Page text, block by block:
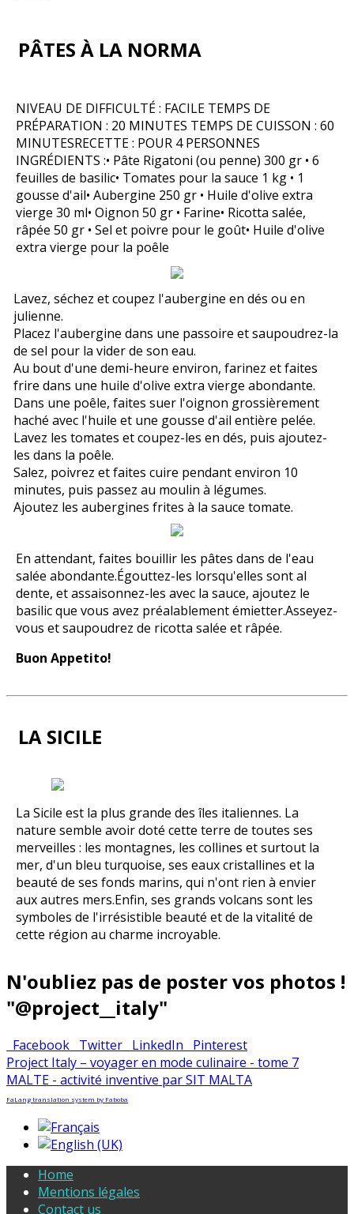
PÂTES À LA NORMA
NIVEAU DE DIFFICULTÉ : FACILE TEMPS DE
PRÉPARATION : 20 MINUTES TEMPS DE CUISSON : 60
MINUTESRECETTE : POUR 4 PERSONNES
INGRÉDIENTS :• Pâte Rigatoni (ou penne) 300 gr • 6
feuilles de basilic• Tomates pour la sauce 1 kg • 1
gousse d'ail• Aubergine 250 gr • Huile d'olive extra
vierge 30 ml• Oignon 50 gr • Farine• Ricotta salée,
râpée 50 gr • Sel et poivre pour le goût• Huile d'olive
extra vierge pour la poêle
Lavez, séchez et coupez l'aubergine en dés ou en
julienne.
Placez l'aubergine dans une passoire et saupoudrez-la
de sel pour la vider de son eau.
Au bout d'une demi-heure environ, farinez et faites
frire dans une huile d'olive extra vierge abondante.
Dans une poêle, faites suer l'oignon grossièrement
haché avec l'huile et une gousse d'ail entière pelée.
Lavez les tomates et coupez-les en dés, puis ajoutez-
les dans la poêle.
Salez, poivrez et faites cuire pendant environ 10
minutes, puis passez au moulin à légumes.
Ajoutez les aubergines frites à la sauce tomate.
En attendant, faites bouillir les pâtes dans de l'eau
salée abondante.Égouttez-les lorsqu'elles sont al
dente, et assaisonnez-les avec la sauce, ajoutez le
basilic que vous avez préalablement émietter.Asseyez-
vous et saupoudrez de ricotta salée et râpée.
Buon Appetito!
LA SICILE
La Sicile est la plus grande des îles italiennes. La
nature semble avoir doté cette terre de toutes ses
merveilles : les montagnes, les collines et surtout la
mer, d'un bleu turquoise, ses eaux cristallines et la
beauté de ses fonds marins, qui n'ont rien à envier
aux autres mers.Enfin, ses grands volcans sont les
symboles de l'irrésistible beauté et de la vitalité de
cette région au charme incroyable.
N'oubliez pas de poster vos photos !
"@project__italy"
Facebook Twitter LinkedIn
Pinterest
Project Italy – voyager en mode culinaire - tome 7
MALTE - activité inventive par SIT MALTA
FaLang translation system by Faboba
Home
Mentions légales
Contact us